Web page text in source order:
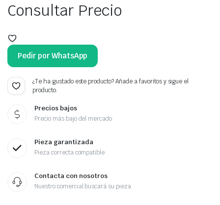
Consultar Precio
Pedir por WhatsApp
¿Te ha gustado este producto? Añade a favoritos y sigue el
producto.
Precios bajos
Precio más bajo del mercado
Pieza garantizada
Pieza correcta compatible
Contacta con nosotros
Nuestro comercial buscará su pieza